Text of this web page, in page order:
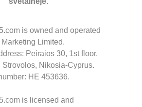
is owned and operated
Limited.
Peiraios 30, 1st floor,
Strovolos, Nikosia-Cyprus.
HE 453636.
is licensed and